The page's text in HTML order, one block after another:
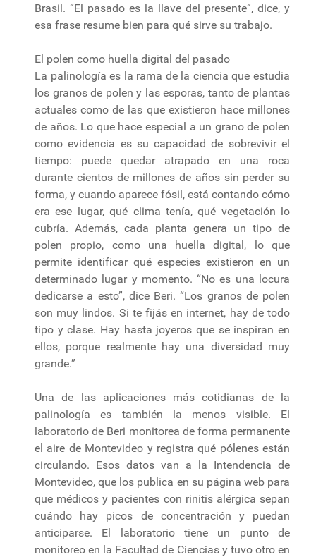
Brasil. “El pasado es la llave del presente”, dice, y
esa frase resume bien para qué sirve su trabajo.
El polen como huella digital del pasado
La palinología es la rama de la ciencia que estudia
los granos de polen y las esporas, tanto de plantas
actuales como de las que existieron hace millones
de años. Lo que hace especial a un grano de polen
como evidencia es su capacidad de sobrevivir el
tiempo: puede quedar atrapado en una roca
durante cientos de millones de años sin perder su
forma, y cuando aparece fósil, está contando cómo
era ese lugar, qué clima tenía, qué vegetación lo
cubría. Además, cada planta genera un tipo de
polen propio, como una huella digital, lo que
permite identificar qué especies existieron en un
determinado lugar y momento. “No es una locura
dedicarse a esto”, dice Beri. “Los granos de polen
son muy lindos. Si te fijás en internet, hay de todo
tipo y clase. Hay hasta joyeros que se inspiran en
ellos, porque realmente hay una diversidad muy
grande.”
Una de las aplicaciones más cotidianas de la
palinología es también la menos visible. El
laboratorio de Beri monitorea de forma permanente
el aire de Montevideo y registra qué pólenes están
circulando. Esos datos van a la Intendencia de
Montevideo, que los publica en su página web para
que médicos y pacientes con rinitis alérgica sepan
cuándo hay picos de concentración y puedan
anticiparse. El laboratorio tiene un punto de
monitoreo en la Facultad de Ciencias y tuvo otro en